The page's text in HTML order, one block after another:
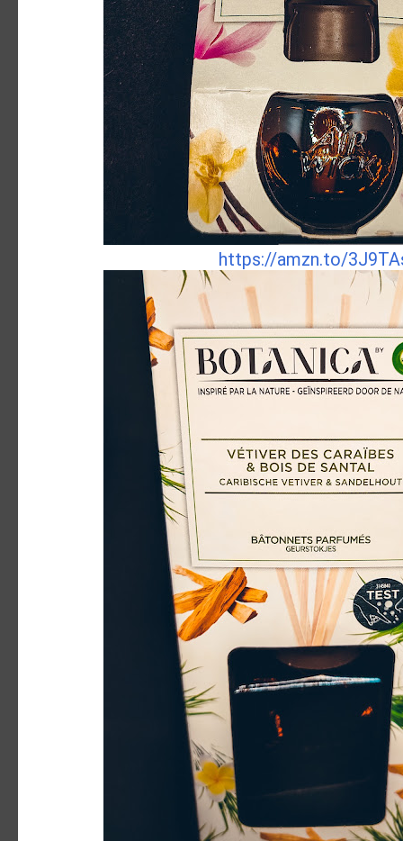
https://amzn.to/